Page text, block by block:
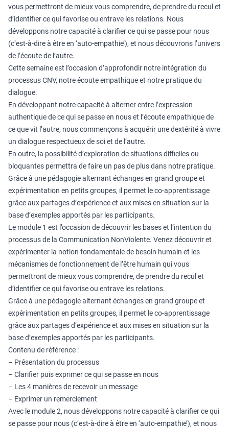
vous permettront de mieux vous comprendre, de prendre du recul et
d’identifier ce qui favorise ou entrave les relations. Nous
développons notre capacité à clarifier ce qui se passe pour nous
(c’est-à-dire à être en ‘auto-empathie’), et nous découvrons l’univers
de l’écoute de l’autre.
Cette semaine est l’occasion d’approfondir notre intégration du
processus CNV, notre écoute empathique et notre pratique du
dialogue.
En développant notre capacité à alterner entre l’expression
authentique de ce qui se passe en nous et l’écoute empathique de
ce que vit l’autre, nous commençons à acquérir une dextérité à vivre
un dialogue respectueux de soi et de l’autre.
En outre, la possibilité d’exploration de situations difficiles ou
bloquantes permettra de faire un pas de plus dans notre pratique.
Grâce à une pédagogie alternant échanges en grand groupe et
expérimentation en petits groupes, il permet le co-apprentissage
grâce aux partages d’expérience et aux mises en situation sur la
base d’exemples apportés par les participants.
Le module 1 est l’occasion de découvrir les bases et l’intention du
processus de la Communication NonViolente. Venez découvrir et
expérimenter la notion fondamentale de besoin humain et les
mécanismes de fonctionnement de l’être humain qui vous
permettront de mieux vous comprendre, de prendre du recul et
d’identifier ce qui favorise ou entrave les relations.
Grâce à une pédagogie alternant échanges en grand groupe et
expérimentation en petits groupes, il permet le co-apprentissage
grâce aux partages d’expérience et aux mises en situation sur la
base d’exemples apportés par les participants.
Contenu de référence :
– Présentation du processus
– Clarifier puis exprimer ce qui se passe en nous
– Les 4 manières de recevoir un message
– Exprimer un remerciement
Avec le module 2, nous développons notre capacité à clarifier ce qui
se passe pour nous (c’est-à-dire à être en ‘auto-empathie’), et nous